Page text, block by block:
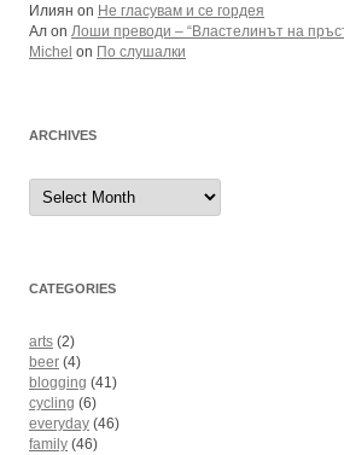
Илиян on Не гласувам и се гордея
Ал on Лоши преводи – “Властелинът на
Michel on По слушалки
ARCHIVES
Archives
CATEGORIES
arts (2)
beer (4)
blogging (41)
cycling (6)
everyday (46)
family (46)